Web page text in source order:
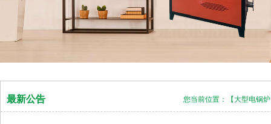
最新公告 您当前位置： 【大型电锅